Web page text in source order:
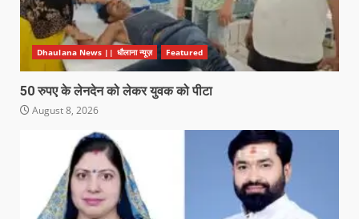
Dhaulana News || धौलाना न्यूज़ Featured
50 रुपए के लेनदेन को लेकर युवक को पीटा
August 8, 2026